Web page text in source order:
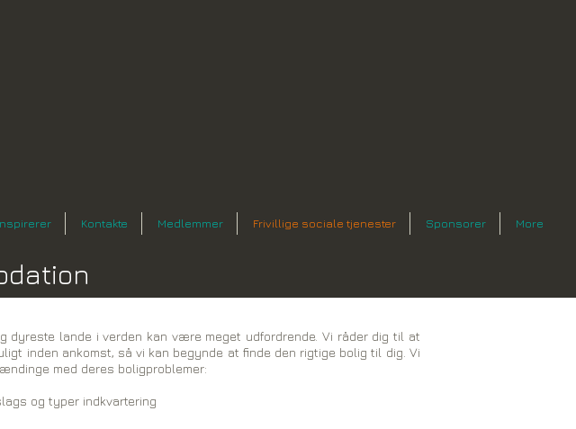
Kontakte Medlemmer Frivillige sociale tjenester Sponsorer More
dyreste lande i verden kan være meget udfordrende. Vi råder dig til at
inden ankomst, så vi kan begynde at finde den rigtige bolig til dig. Vi
med deres boligproblemer:
og typer indkvartering